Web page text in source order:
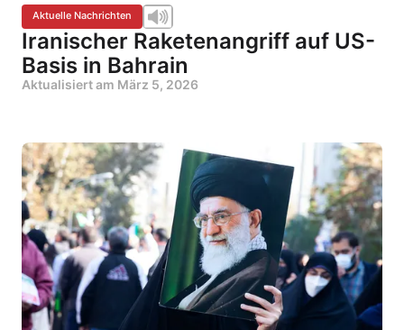
Aktuelle Nachrichten
Iranischer Raketenangriff auf US-
Basis in Bahrain
Aktualisiert am März 5, 2026